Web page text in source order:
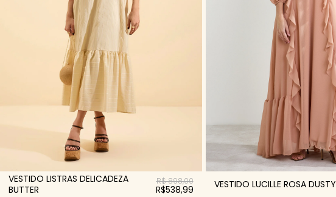
VESTIDO LISTRAS DELICADEZA
BUTTER
R$ 898,00
R$538,99 VESTIDO LUCILLE ROSA DUSTY